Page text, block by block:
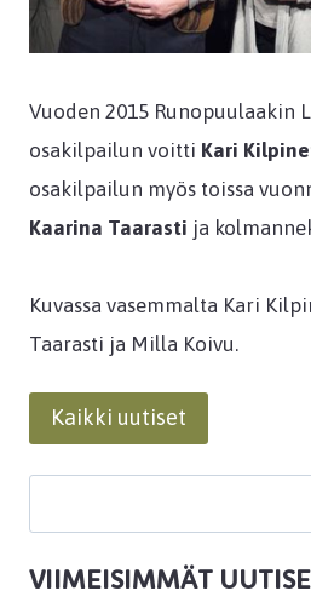
Vuoden 2015 Runopuulaakin
osakilpailun voitti Kari
osakilpailun myös toissa
Kaarina Taarasti ja
Kuvassa vasemmalta Kari
Taarasti ja Milla Koivu.
Kaikki uutiset
VIIMEISIMMÄT